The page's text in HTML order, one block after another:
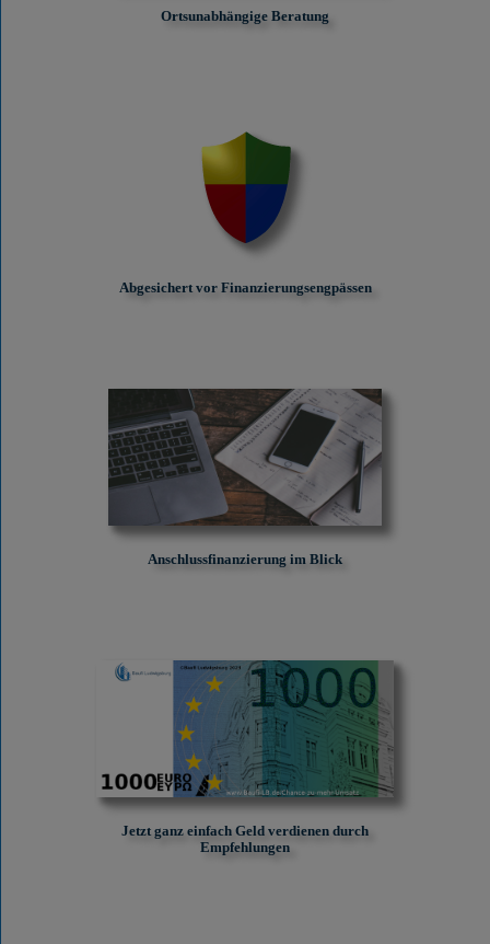
Ortsunabhängige Beratung
Abgesichert vor Finanzierungs­engpässen
Anschlussfinanzierung im Blick
Jetzt ganz einfach Geld verdienen durch
Empfehlungen